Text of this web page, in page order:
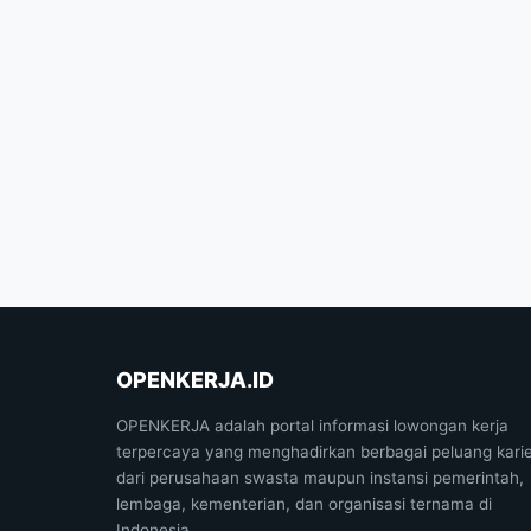
OPENKERJA.ID
OPENKERJA adalah portal informasi lowongan kerja
terpercaya yang menghadirkan berbagai peluang
dari perusahaan swasta maupun instansi pemerintah,
lembaga, kementerian, dan organisasi ternama di